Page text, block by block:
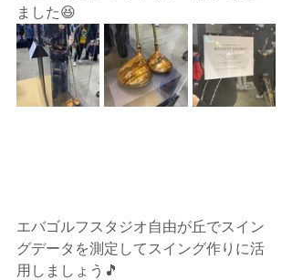
ました😆
エバゴルフスタジオ自由が丘でスイン
グデータを測定してスイング作りに活
用しましょう🎵